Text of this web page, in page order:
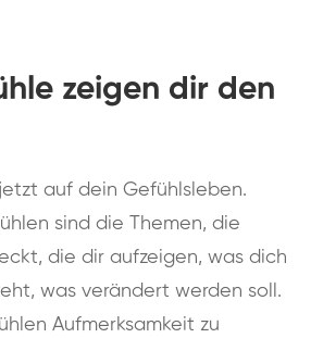
zeigen dir den
auf dein Gefühlsleben.
sind die Themen, die
die dir aufzeigen, was dich
was verändert werden soll.
Aufmerksamkeit zu